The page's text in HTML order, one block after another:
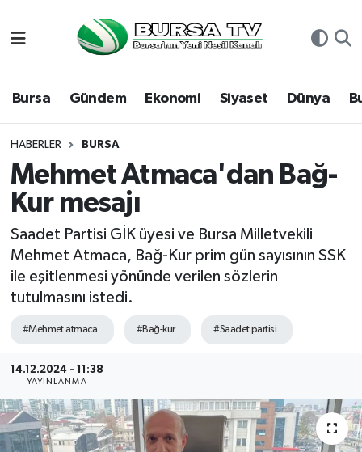
Bursa Gündem Ekonomi Siyaset Dünya
HABERLER BURSA
Mehmet Atmaca'dan Bağ-
Kur mesajı
Saadet Partisi GİK üyesi ve Bursa Milletvekili
Mehmet Atmaca, Bağ-Kur prim gün sayısının SSK
ile eşitlenmesi yönünde verilen sözlerin
tutulmasını istedi.
#Mehmet atmaca #Bağ-kur #Saadet partisi
14.12.2024 - 11:38
YAYINLANMA
Bursa
Dünya
Eğitim
Ekonomi
Genel
Siyaset
Hava Durumu
Namaz Vakitleri
Trafik Durumu
Süper Lig Puan Durumu ve Fikstür
Tüm Manşetler